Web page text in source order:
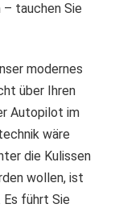
– tauchen Sie
modernes
über Ihren
Autopilot im
wäre
die Kulissen
wollen, ist
führt Sie